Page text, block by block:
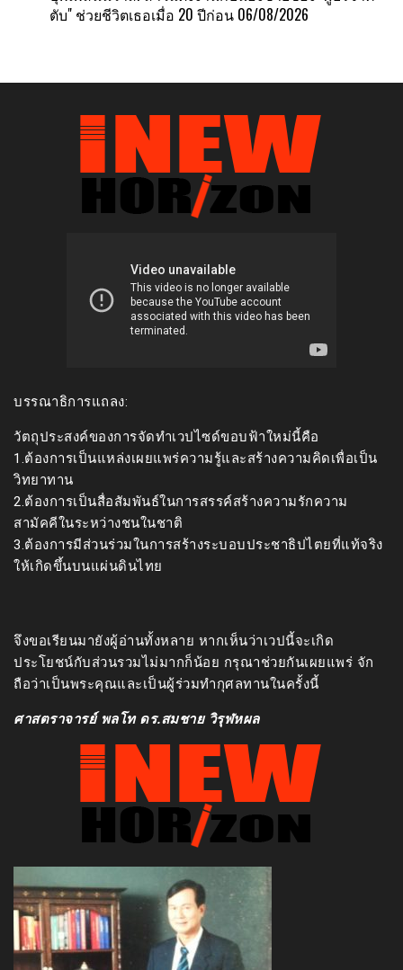
ตับ" ช่วยชีวิตเธอเมื่อ 20 ปีก่อน 06/08/2026
บรรณาธิการแถลง:
วัตถุประสงค์ของการจัดทำเวปไซด์ขอบฟ้าใหม่นี้คือ
1.ต้องการเป็นแหล่งเผยแพร่ความรู้และสร้างความคิดเพื่อเป็น
วิทยาทาน
2.ต้องการเป็นสื่อสัมพันธ์ในการสรรค์สร้างความรักความ
สามัคคีในระหว่างชนในชาติ
3.ต้องการมีส่วนร่วมในการสร้างระบอบประชาธิปไตยที่แท้จริง
ให้เกิดขึ้นบนแผ่นดินไทย
จึงขอเรียนมายังผู้อ่านทั้งหลาย หากเห็นว่าเวปนี้จะเกิด
ประโยชน์กับส่วนรวมไม่มากก็น้อย กรุณาช่วยกันเผยแพร่ จัก
ถือว่าเป็นพระคุณและเป็นผู้ร่วมทำกุศลทานในครั้งนี้
ศาสตราจารย์ พลโท ดร.สมชาย วิรุฬหผล